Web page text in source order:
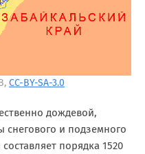
CC-BY-SA-3.0
дождевой,
снегового и подземного
порядка 1520